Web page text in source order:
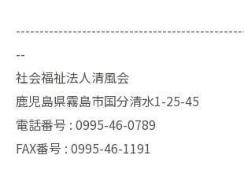
--
社会福祉法人清風会
鹿児島県霧島市国分清水1-25-45
電話番号 : 0995-46-0789
FAX番号 : 0995-46-1191